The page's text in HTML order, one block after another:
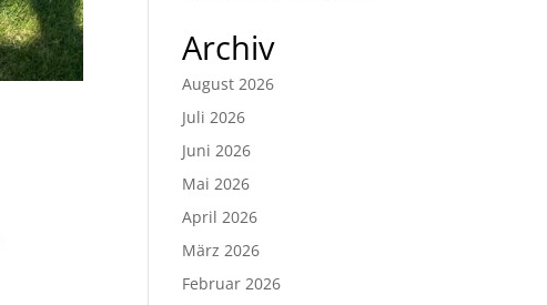
Archiv
August 2026
Juli 2026
Juni 2026
Mai 2026
April 2026
März 2026
Februar 2026